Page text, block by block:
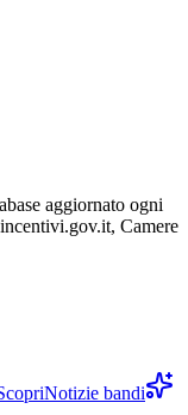
aggiornato ogni
Camere
Notizie bandi